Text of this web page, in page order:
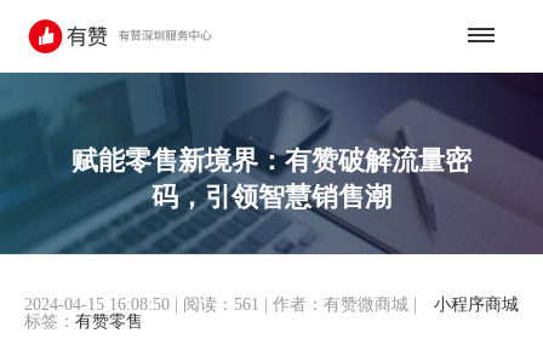
赋能零售新境界：有赞破解流量密
码，引领智慧销售潮
小程序商城
2024-04-15 16:08:50 阅读：561 作者：有赞微商城
标签： 有赞零售